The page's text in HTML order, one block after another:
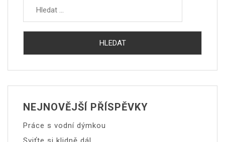
NEJNOVĚJŠÍ PŘÍSPĚVKY
Práce s vodní dýmkou